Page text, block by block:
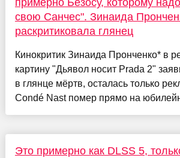
примерно Безосу, которому
свою Санчес". Зинаида
раскритиковала глянец
Кинокритик Зинаида Пронченко* в
картину "Дьявол носит Prada 2"
в глянце мёртв, осталась только
Condé Nast помер прямо на
Это примерно как DLSS 5,